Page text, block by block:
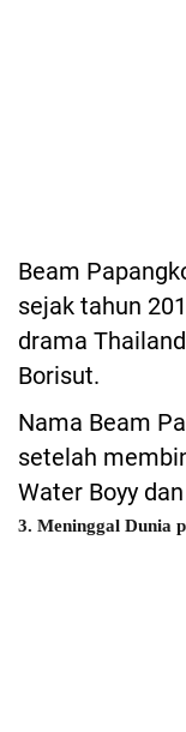
Beam
sejak tahun
drama
Borisut.
Nama Beam
setelah
Water Boyy
3. Meninggal Dunia